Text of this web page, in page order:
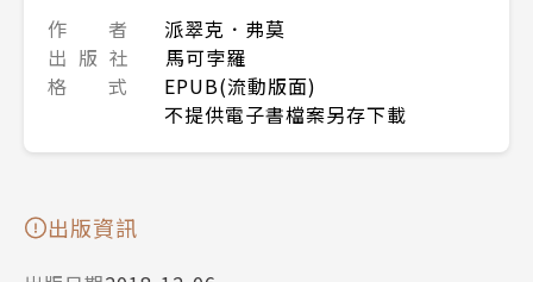
作 者
派翠克．弗莫
出 版 社
馬可孛羅
格 式
EPUB(流動版面)
不提供電子書檔案另存下載
出版資訊